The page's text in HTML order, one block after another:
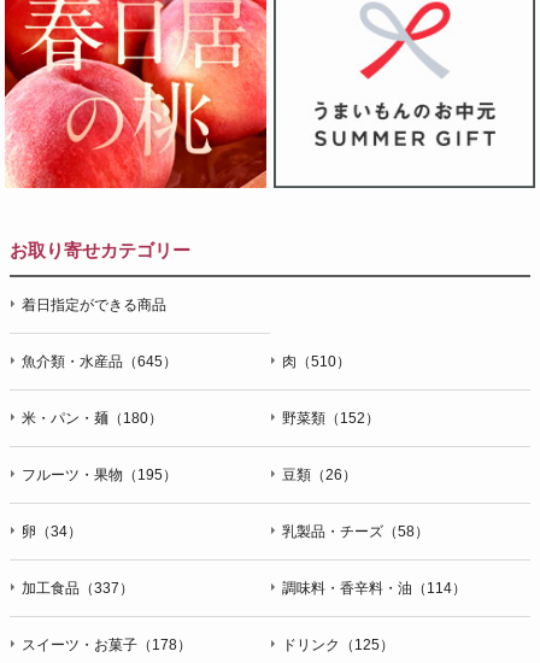
お取り寄せカテゴリー
着日指定ができる商品
魚介類・水産品（645） 肉（510）
米・パン・麺（180） 野菜類（152）
フルーツ・果物（195） 豆類（26）
卵（34） 乳製品・チーズ（58）
加工食品（337） 調味料・香辛料・油（114）
スイーツ・お菓子（178） ドリンク（125）